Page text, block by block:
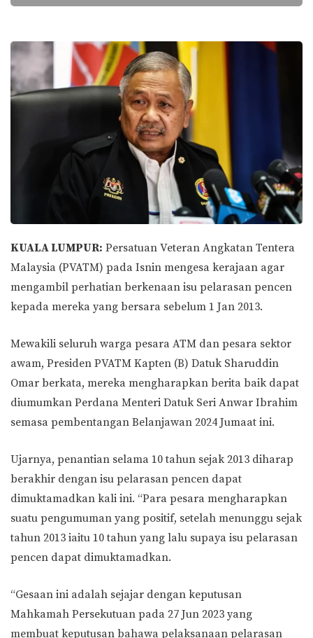
KUALA LUMPUR: Persatuan Veteran Angkatan Tentera
Malaysia (PVATM) pada Isnin mengesa kerajaan agar
mengambil perhatian berkenaan isu pelarasan pencen
kepada mereka yang bersara sebelum 1 Jan 2013.
Mewakili seluruh warga pesara ATM dan pesara sektor
awam, Presiden PVATM Kapten (B) Datuk Sharuddin
Omar berkata, mereka mengharapkan berita baik dapat
diumumkan Perdana Menteri Datuk Seri Anwar Ibrahim
semasa pembentangan Belanjawan 2024 Jumaat ini.
Ujarnya, penantian selama 10 tahun sejak 2013 diharap
berakhir dengan isu pelarasan pencen dapat
dimuktamadkan kali ini. “Para pesara mengharapkan
suatu pengumuman yang positif, setelah menunggu sejak
tahun 2013 iaitu 10 tahun yang lalu supaya isu pelarasan
pencen dapat dimuktamadkan.
“Gesaan ini adalah sejajar dengan keputusan
Mahkamah Persekutuan pada 27 Jun 2023 yang
membuat keputusan bahawa pelaksanaan pelarasan